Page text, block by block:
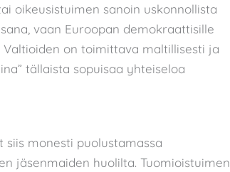
oikeusistuimen sanoin uskonnollista
vaan Euroopan demokraattisille
on toimittava maltillisesti ja
tällaista sopuisaa yhteiseloa
monesti puolustamassa
jäsenmaiden huolilta. Tuomioistuimen